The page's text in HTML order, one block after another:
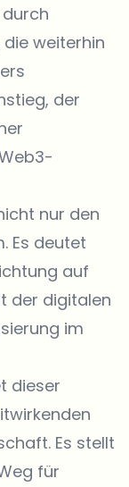
weiterhin
der
nur den
Es deutet
auf
der digitalen
im
dieser
Es stellt
für